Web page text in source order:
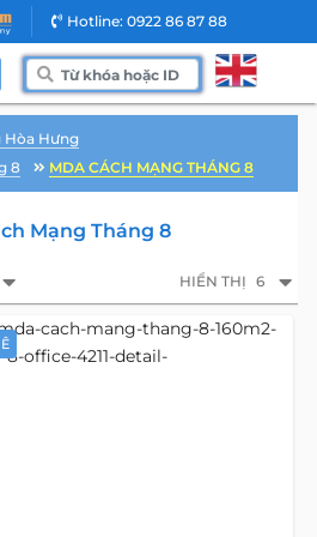
Hotline: 0922 86 87 88
Hòa Hưng
8
MDA CÁCH MẠNG THÁNG 8
Mạng Tháng 8
HIỂN THỊ 6